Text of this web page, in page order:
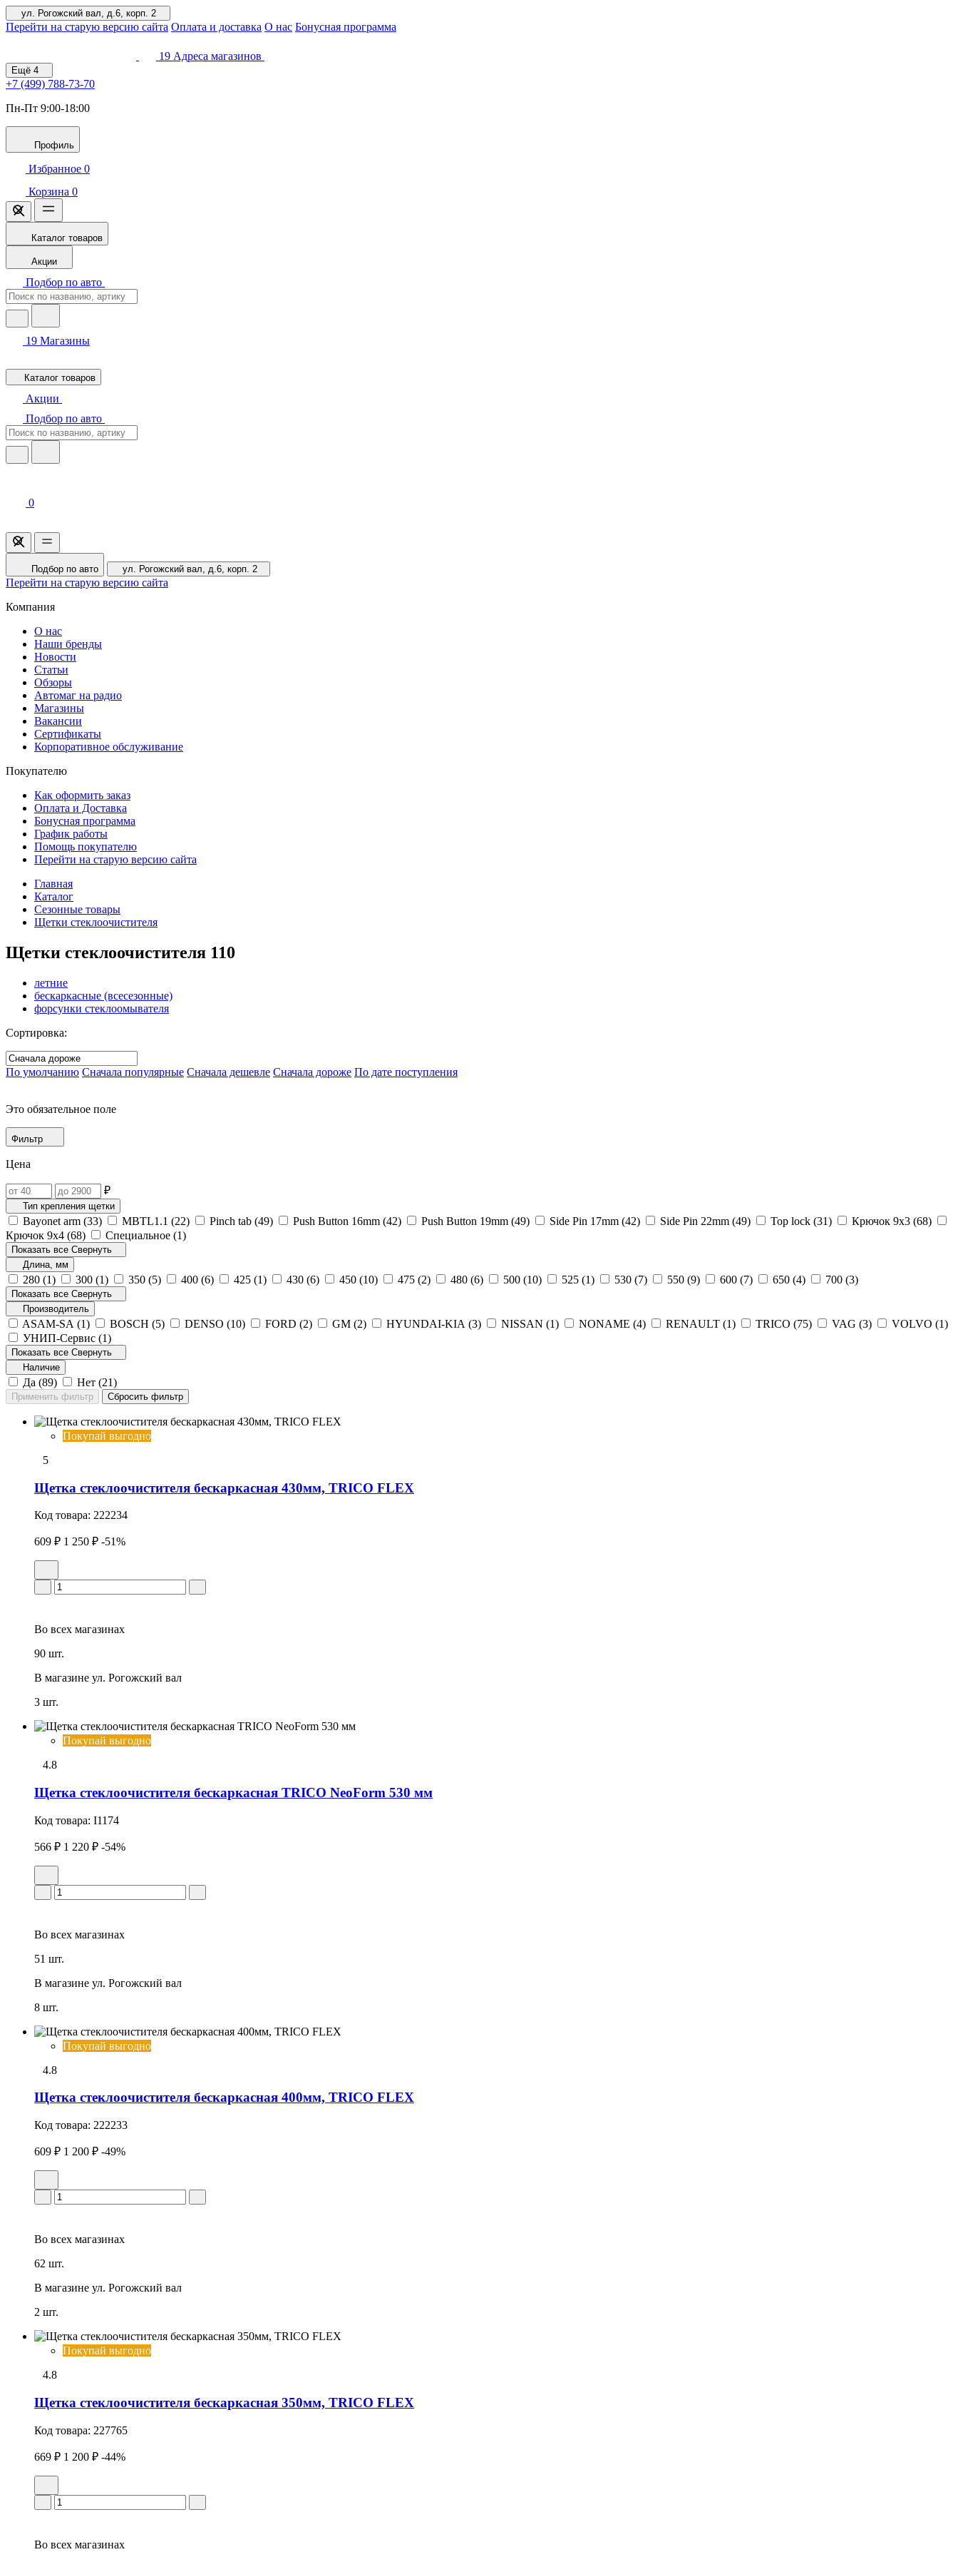
ул. Рогожский вал, д.6, корп. 2
Перейти на старую версию сайта Оплата и доставка О нас Бонусная программа
19 Адреса магазинов
Ещё 4
+7 (499) 788-73-70
Пн-Пт 9:00-18:00
Профиль
Избранное 0
Корзина 0
Каталог товаров
Акции
Подбор по авто
19 Магазины
Каталог товаров
Акции
Подбор по авто
0
Подбор по авто ул. Рогожский вал, д.6, корп. 2
Перейти на старую версию сайта
Компания
О нас
Наши бренды
Новости
Статьи
Обзоры
Автомаг на радио
Магазины
Вакансии
Сертификаты
Корпоративное обслуживание
Покупателю
Как оформить заказ
Оплата и Доставка
Бонусная программа
График работы
Помощь покупателю
Перейти на старую версию сайта
Главная
Каталог
Сезонные товары
Щетки стеклоочистителя
Щетки стеклоочистителя 110
летние
бескаркасные (всесезонные)
форсунки стеклоомывателя
Сортировка:
По умолчанию Сначала популярные Сначала дешевле Сначала дороже По дате поступления
Это обязательное поле
Фильтр
Цена
₽
Тип крепления щетки
Bayonet arm (33) MBTL1.1‎ (22) Pinch tab (49) Push Button 16mm (42) Push Button 19mm (49) Side Pin 17mm (42) Side Pin 22mm (49) Top lock (31) Крючок 9х3 (68)
Крючок 9х4 (68) Специальное (1)
Показать все Свернуть
Длина, мм
280 (1) 300 (1) 350 (5) 400 (6) 425 (1) 430 (6) 450 (10) 475 (2) 480 (6) 500 (10) 525 (1) 530 (7) 550 (9) 600 (7) 650 (4) 700 (3)
Показать все Свернуть
Производитель
ASAM-SA (1) BOSCH (5) DENSO (10) FORD (2) GM (2) HYUNDAI-KIA (3) NISSAN (1) NONAME (4) RENAULT (1) TRICO (75) VAG (3) VOLVO (1)
УНИП-Сервис (1)
Показать все Свернуть
Наличие
Да (89) Нет (21)
Покупай выгодно
5
Щетка стеклоочистителя бескаркасная 430мм, TRICO FLEX
Код товара: 222234
609 ₽ 1 250 ₽ -51%
Во всех магазинах
90 шт.
В магазине ул. Рогожский вал
3 шт.
Покупай выгодно
4.8
Щетка стеклоочистителя бескаркасная TRICO NeoForm 530 мм
Код товара: I1174
566 ₽ 1 220 ₽ -54%
Во всех магазинах
51 шт.
В магазине ул. Рогожский вал
8 шт.
Покупай выгодно
4.8
Щетка стеклоочистителя бескаркасная 400мм, TRICO FLEX
Код товара: 222233
609 ₽ 1 200 ₽ -49%
Во всех магазинах
62 шт.
В магазине ул. Рогожский вал
2 шт.
Покупай выгодно
4.8
Щетка стеклоочистителя бескаркасная 350мм, TRICO FLEX
Код товара: 227765
669 ₽ 1 200 ₽ -44%
Во всех магазинах